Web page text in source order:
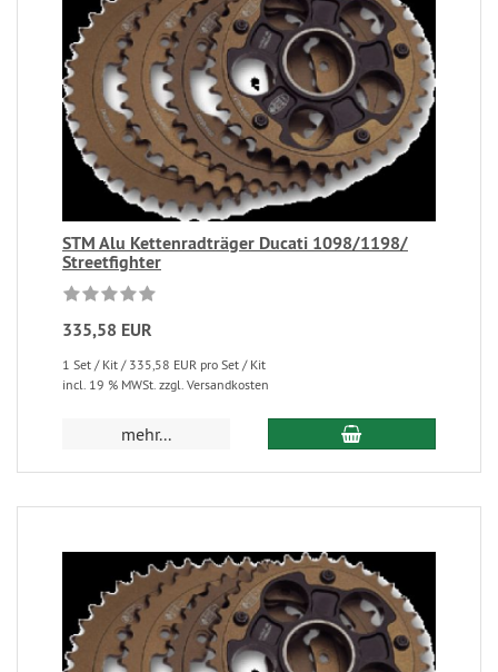
STM Alu Kettenradträger Ducati 1098/1198/
Streetfighter
335,58 EUR
1 Set / Kit / 335,58 EUR pro Set / Kit
incl. 19 % MWSt. zzgl. Versandkosten
mehr...